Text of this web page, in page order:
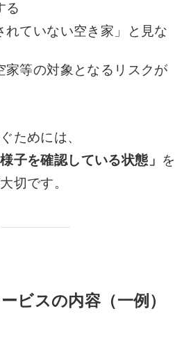
る
れていない空き家」と見な
家等の対象となるリスクが
ためには、
子を確認している状態」 を
切です。
ビスの内容（一例）